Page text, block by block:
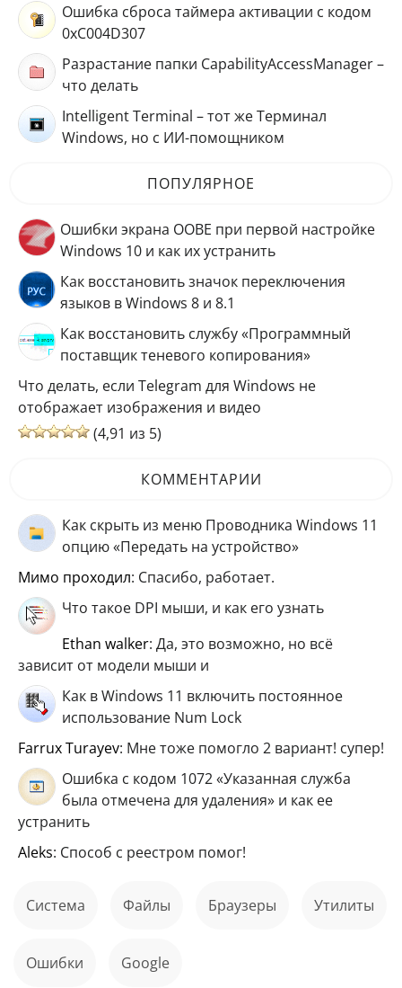
Ошибка сброса таймера активации с кодом
0xC004D307
Разрастание папки CapabilityAccessManager –
что делать
Intelligent Terminal – тот же Терминал
Windows, но с ИИ-помощником
ПОПУЛЯРНОЕ
Ошибки экрана OOBE при первой настройке
Windows 10 и как их устранить
Как восстановить значок переключения
языков в Windows 8 и 8.1
Как восстановить службу «Программный
поставщик теневого копирования»
Что делать, если Telegram для Windows не
отображает изображения и видео
(4,91 из 5)
КОММЕНТАРИИ
Как скрыть из меню Проводника Windows 11
опцию «Передать на устройство»
мимо проходил: Спасибо, работает.
Что такое DPI мыши, и как его узнать
ethan walker: Да, это возможно, но всё
зависит от модели мыши и
Как в Windows 11 включить постоянное
использование Num Lock
Farrux Turayev: Мне тоже помогло 2 вариант! супер!
Ошибка с кодом 1072 «Указанная служба
была отмечена для удаления» и как ее
устранить
aleks: Способ с реестром помог!
Система файлы Браузеры Утилиты
ошибки Google